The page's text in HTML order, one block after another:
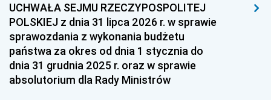
1939 1938 1937
1936 1930
UCHWAŁA SEJMU RZECZYPOSPOLITEJ
POLSKIEJ z dnia 31 lipca 2026 r. w sprawie
sprawozdania z wykonania budżetu
państwa za okres od dnia 1 stycznia do
dnia 31 grudnia 2025 r. oraz w sprawie
absolutorium dla Rady Ministrów